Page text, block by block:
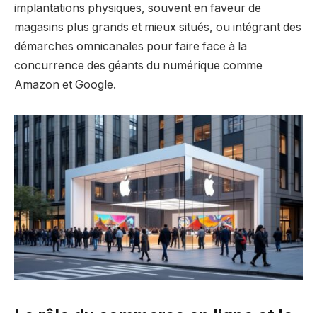
implantations physiques, souvent en faveur de
magasins plus grands et mieux situés, ou intégrant des
démarches omnicanales pour faire face à la
concurrence des géants du numérique comme
Amazon et Google.